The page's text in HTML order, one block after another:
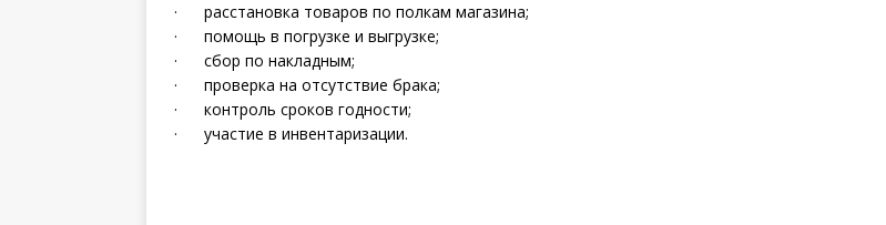
· расстановка товаров по полкам магазина;
· помощь в погрузке и выгрузке;
· сбор по накладным;
· проверка на отсутствие брака;
· контроль сроков годности;
· участие в инвентаризации.